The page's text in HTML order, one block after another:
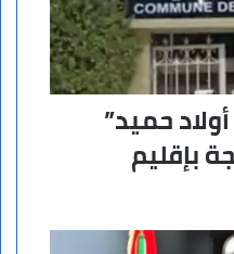
حميد”
بإقليم